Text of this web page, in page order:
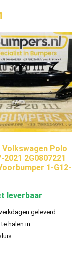
Volkswagen Polo
2021 2G0807221
1-G12-
leverbaar
geleverd.
halen in